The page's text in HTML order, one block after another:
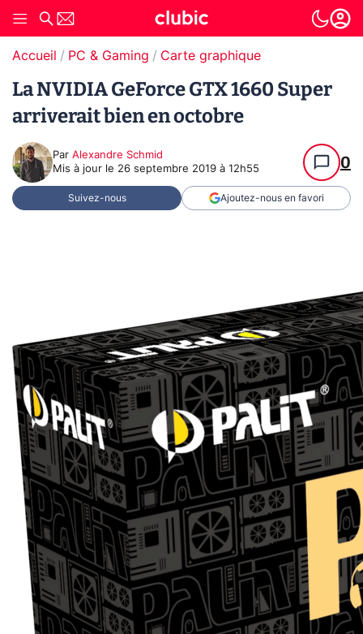
Accueil PC & Gaming Carte graphique
La NVIDIA GeForce GTX 1660 Super
arriverait bien en octobre
Par Alexandre Schmid
Mis à jour le 26 septembre 2019 à 12h55 0
Suivez-nous Ajoutez-nous en favori